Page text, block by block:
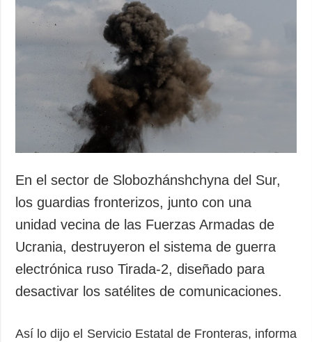
En el sector de Slobozhánshchyna del Sur,
los guardias fronterizos, junto con una
unidad vecina de las Fuerzas Armadas de
Ucrania, destruyeron el sistema de guerra
electrónica ruso Tirada-2, diseñado para
desactivar los satélites de comunicaciones.
Así lo dijo el Servicio Estatal de Fronteras, informa